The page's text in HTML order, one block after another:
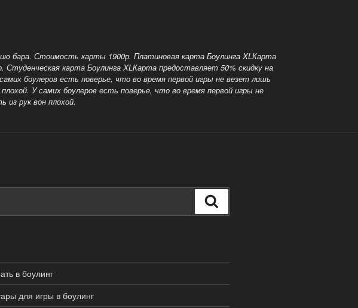
бара. Стоимость карты 1900р. Платиновая карта Боулинга XLКарта
карта Боулинга XLКарта предоставляет 50% скидку на
боулеров есть поверье, что во время первой игры не везет лишь
У самих боулеров есть поверье, что во время первой игры не
рук вон плохой.
в боулинг
для игры в боулинг